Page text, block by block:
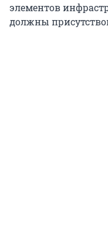
элементов
должны